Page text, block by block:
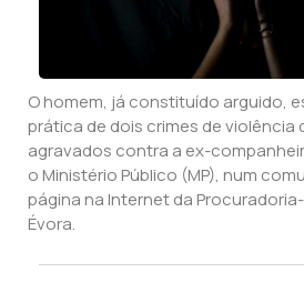
O homem, já constituído arguido,
prática de dois crimes de violência
agravados contra a ex-
o Ministério Público (MP), num
página na Internet da
Évora.